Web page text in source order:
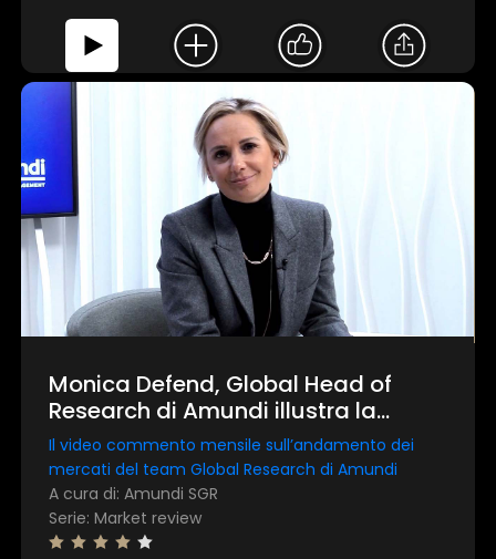
Monica Defend, Global Head of
Research di Amundi illustra la
market review di gennaio
Il video commento mensile sull’andamento dei
mercati del team Global Research di Amundi
A cura di: Amundi SGR
Serie: Market review